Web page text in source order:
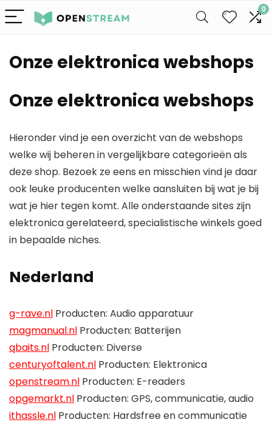
0
Onze elektronica webshops
Onze elektronica webshops
Hieronder vind je een overzicht van de webshops
welke wij beheren in vergelijkbare categorieën als
deze shop. Bezoek ze eens en misschien vind je daar
ook leuke producenten welke aansluiten bij wat je bij
wat je hier tegen komt. Alle onderstaande sites zijn
elektronica gerelateerd, specialistische winkels goed
in bepaalde niches.
Nederland
g-rave.nl Producten: Audio apparatuur
magmanual.nl Producten: Batterijen
qbaits.nl Producten: Diverse
centuryoftalent.nl Producten: Elektronica
openstream.nl Producten: E-readers
opgemarkt.nl Producten: GPS, communicatie, audio
ithassle.nl Producten: Hardsfree en communicatie